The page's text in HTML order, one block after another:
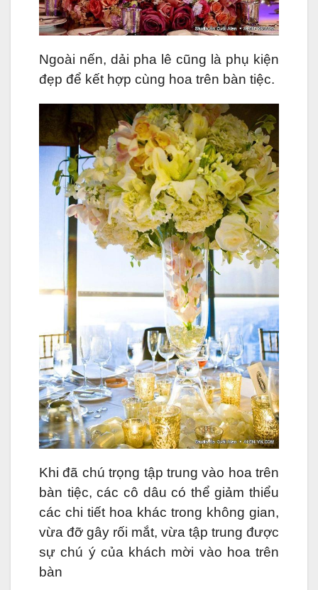
Ngoài nến, dải pha lê cũng là phụ kiện
đẹp để kết hợp cùng hoa trên bàn tiệc.
Khi đã chú trọng tập trung vào hoa trên
bàn tiệc, các cô dâu có thể giảm thiểu
các chi tiết hoa khác trong không gian,
vừa đỡ gây rối mắt, vừa tập trung được
sự chú ý của khách mời vào hoa trên
bàn